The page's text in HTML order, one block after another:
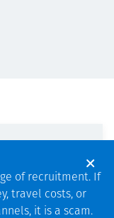
blasting
of recruitment. If
travel costs, or
it is a scam.